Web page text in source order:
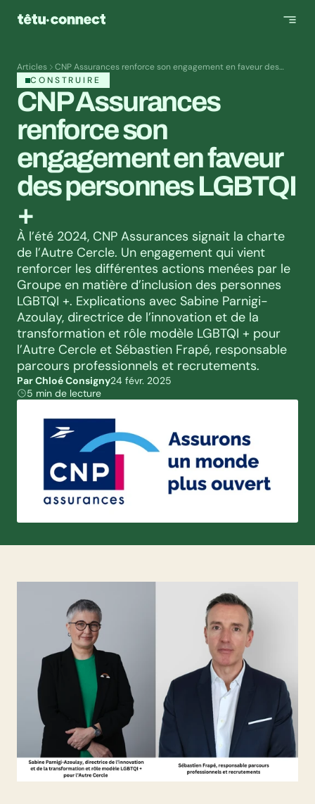
Articles
CNP Assurances renforce son engagement en faveur des
personnes LGBTQI +
CONSTRUIRE
CNP Assurances
renforce son
engagement en faveur
des personnes LGBTQI
+
À l’été 2024, CNP Assurances signait la charte
de l’Autre Cercle. Un engagement qui vient
renforcer les différentes actions menées par le
Groupe en matière d’inclusion des personnes
LGBTQI +. Explications avec Sabine Parnigi-
Azoulay, directrice de l’innovation et de la
transformation et rôle modèle LGBTQI + pour
l’Autre Cercle et Sébastien Frapé, responsable
parcours professionnels et recrutements.
Par Chloé Consigny24 févr. 2025
5 min de lecture